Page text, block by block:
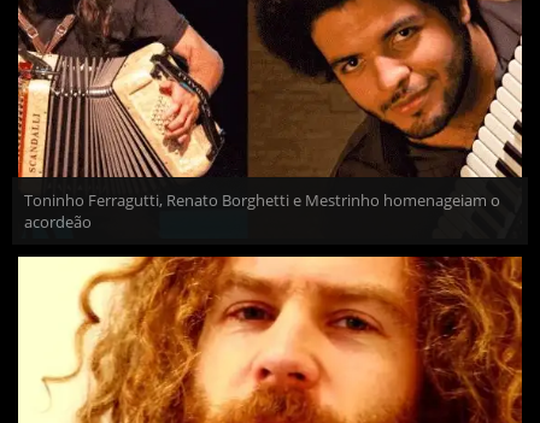
Toninho Ferragutti, Renato Borghetti e Mestrinho homenageiam o
acordeão